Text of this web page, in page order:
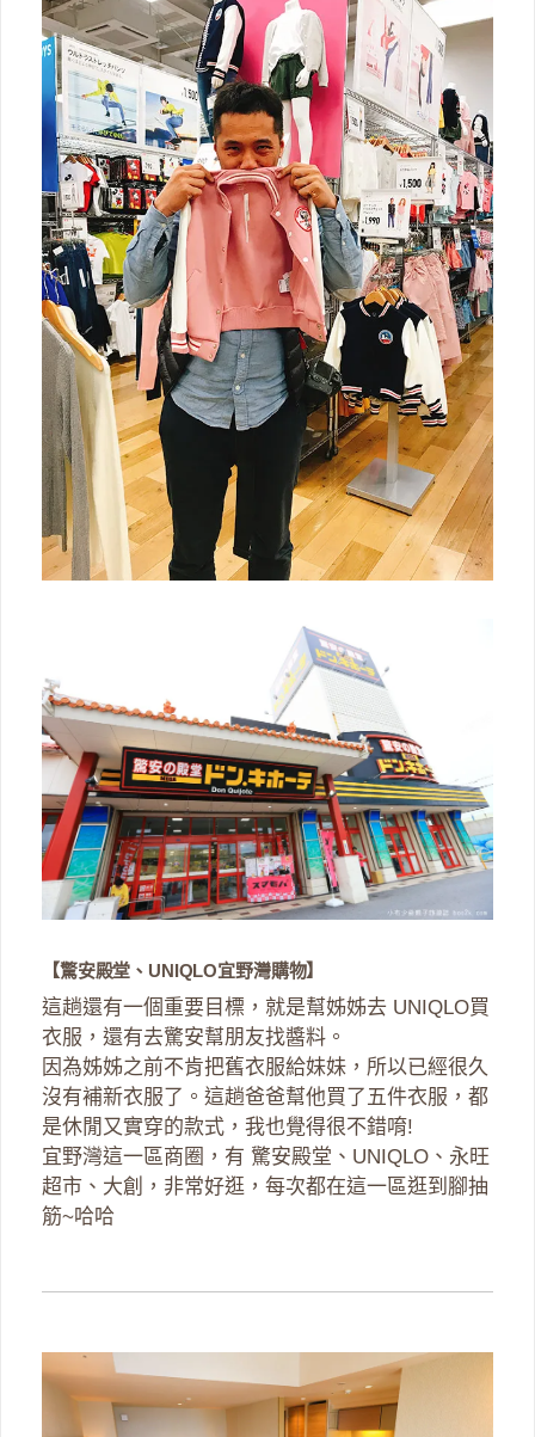
【驚安殿堂、UNIQLO宜野灣購物】
這趟還有一個重要目標，就是幫姊姊去 UNIQLO買
衣服，還有去驚安幫朋友找醬料。
因為姊姊之前不肯把舊衣服給妹妹，所以已經很久
沒有補新衣服了。這趟爸爸幫他買了五件衣服，都
是休閒又實穿的款式，我也覺得很不錯唷!
宜野灣這一區商圈，有 驚安殿堂、UNIQLO、永旺
超市、大創，非常好逛，每次都在這一區逛到腳抽
筋~哈哈